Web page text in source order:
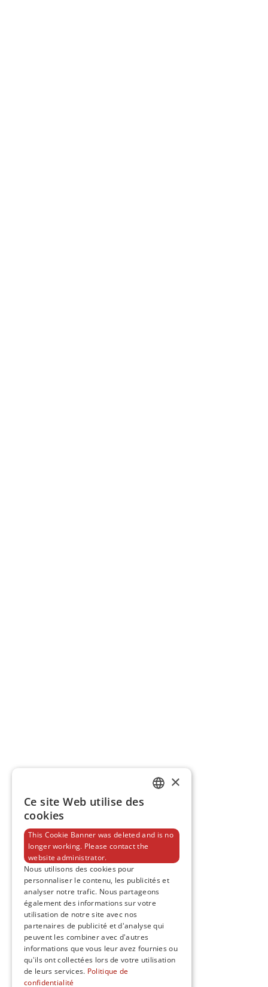
×
Ce site Web utilise des
cookies
This Cookie Banner was deleted and is no
longer working. Please contact the
website administrator.
Nous utilisons des cookies pour
personnaliser le contenu, les publicités et
analyser notre trafic. Nous partageons
également des informations sur votre
utilisation de notre site avec nos
partenaires de publicité et d'analyse qui
peuvent les combiner avec d'autres
informations que vous leur avez fournies ou
qu'ils ont collectées lors de votre utilisation
de leurs services. Politique de
confidentialité